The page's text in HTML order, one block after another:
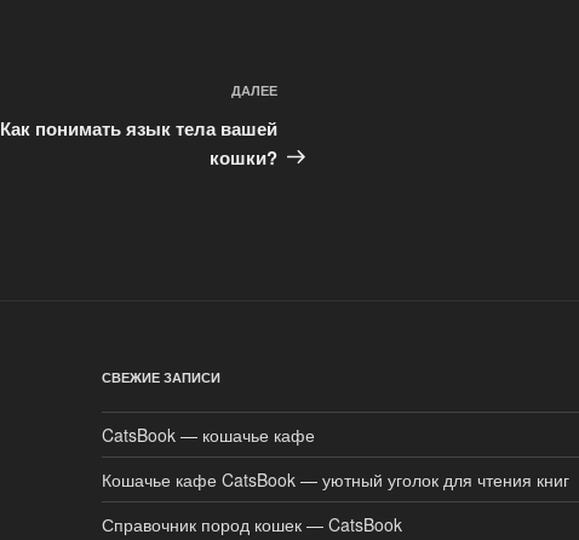
ДАЛЕЕ
Как понимать язык тела вашей
кошки?
СВЕЖИЕ ЗАПИСИ
CatsBook — кошачье кафе
Кошачье кафе CatsBook — уютный уголок для чтения книг
Справочник пород кошек — CatsBook